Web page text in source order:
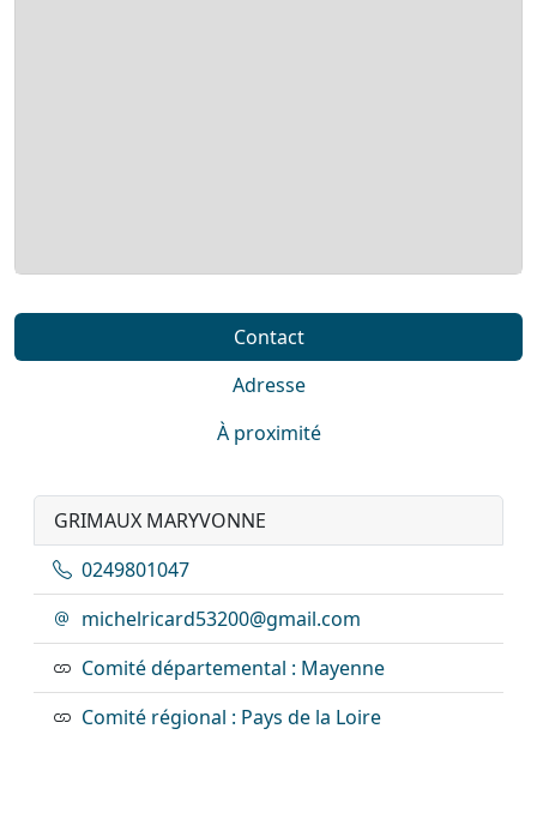
Contact
Adresse
À proximité
GRIMAUX MARYVONNE
0249801047
michelricard53200@gmail.com
Comité départemental : Mayenne
Comité régional : Pays de la Loire